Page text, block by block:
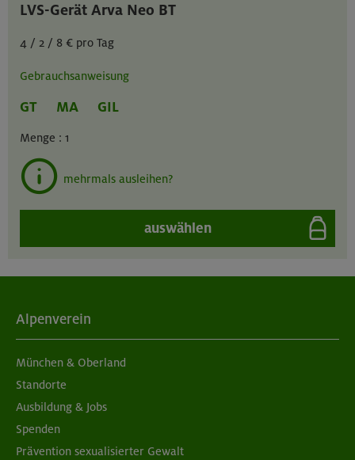
LVS-Gerät Arva Neo BT
4 / 2 / 8 € pro Tag
Gebrauchsanweisung
GT MA GIL
Menge : 1
mehrmals ausleihen?
auswählen
Alpenverein
München & Oberland
Standorte
Ausbildung & Jobs
Spenden
Prävention sexualisierter Gewalt